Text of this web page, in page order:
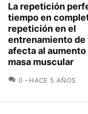
La repetición
tiempo en
repetición en el
entrenamiento de
afecta al aumento
masa muscular
0 COMENTARIOS
HACE 5 AÑOS